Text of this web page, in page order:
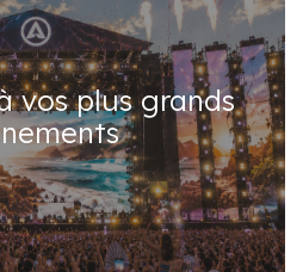
vos plus grands